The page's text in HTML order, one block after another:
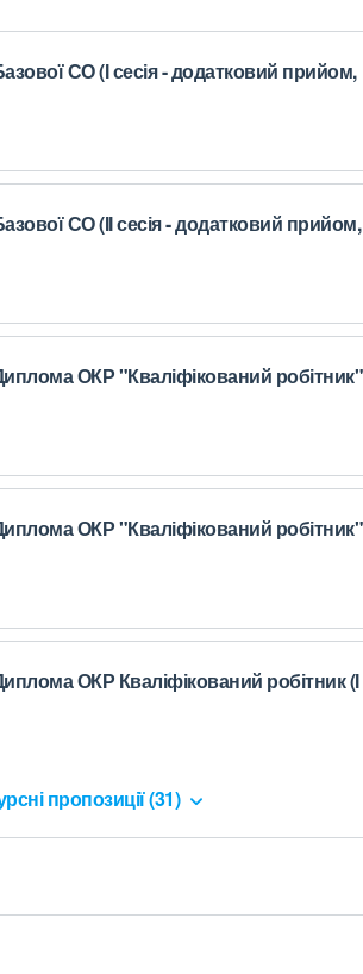
СО (І сесія - додатковий прийом,
СО (ІІ сесія - додатковий прийом,
ОКР "Кваліфікований робітник"
ОКР "Кваліфікований робітник"
ОКР Кваліфікований робітник (І
пропозиції (31)